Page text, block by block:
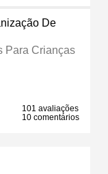
De
Para Crianças
101 avaliações
10 comentários